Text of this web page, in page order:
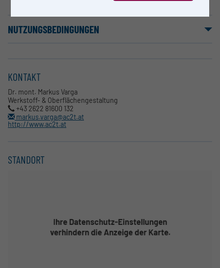
NUTZUNGSBEDINGUNGEN
KONTAKT
Dr. mont. Markus Varga
Werkstoff- & Oberflächengestaltung
+43 2622 81600 132
markus.varga@ac2t.at
http://www.ac2t.at
STANDORT